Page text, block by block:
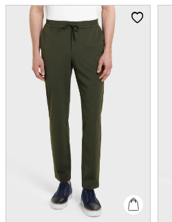
Kalıp Bilgisi:Comfort Fit
Yaş Grubu:
Yetişkin
Menşei:
5DY1TRAVELTECH155.12